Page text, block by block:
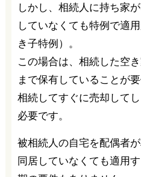
しかし、相続人に持ち家
していなくても特例で適
き子特例）。
この場合は、相続した空
まで保有していることが要
相続してすぐに売却して
必要です。
被相続人の自宅を配偶者
同居していなくても適用